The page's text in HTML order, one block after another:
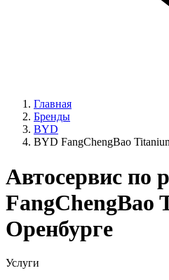
Главная
Бренды
BYD
BYD FangChengBao
Автосервис по
FangChengBao
Оренбурге
Услуги